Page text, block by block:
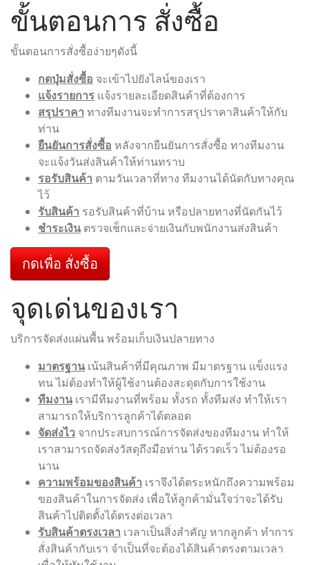
ขั้นตอนการ สั่งซื้อ
ขั้นตอนการสั่งซื้อง่ายๆดังนี้
กดปุ่มสั่งซื้อ จะเข้าไปยังไลน์ของเรา
แจ้งรายการ แจ้งรายละเอียดสินค้าที่ต้องการ
สรุปราคา ทางทีมงานจะทำการสรุปราคาสินค้าให้กับ
ท่าน
ยืนยันการสั่งซื้อ หลังจากยืนยันการสั่งซื้อ ทางทีมงาน
จะแจ้งวันส่งสินค้าให้ท่านทราบ
รอรับสินค้า ตามวันเวลาที่ทาง ทีมงานได้นัดกับทางคุณ
ไว้
รับสินค้า รอรับสินค้าที่บ้าน หรือปลายทางที่นัดกันไว้
ชำระเงิน ตรวจเช็กและจ่ายเงินกับพนักงานส่งสินค้า
กดเพื่อ สั่งซื้อ
จุดเด่นของเรา
บริการจัดส่งแผ่นพื้น พร้อมเก็บเงินปลายทาง
มาตรฐาน เน้นสินค้าที่มีคุณภาพ มีมาตรฐาน แข็งแรง
ทน ไม่ต้องทำให้ผู้ใช้งานต้องสะดุดกับการใช้งาน
ทีมงาน เรามีทีมงานที่พร้อม ทั้งรถ ทั้งทีมส่ง ทำให้เรา
สามารถให้บริการลูกค้าได้ตลอด
จัดส่งไว จากประสบการณ์การจัดส่งของทีมงาน ทำให้
เราสามารถจัดส่งวัสดุถึงมือท่าน ได้รวดเร็ว ไม่ต้องรอ
นาน
ความพร้อมของสินค้า เราจึงได้ตระหนักถึงความพร้อม
ของสินค้าในการจัดส่ง เพื่อให้ลูกค้ามั่นใจว่าจะได้รับ
สินค้าไปติดตั้งได้ตรงต่อเวลา
รับสินค้าตรงเวลา เวลาเป็นสิ่งสำคัญ หากลูกค้า ทำการ
สั่งสินค้ากับเรา จำเป็นที่จะต้องได้สินค้าตรงตามเวลา